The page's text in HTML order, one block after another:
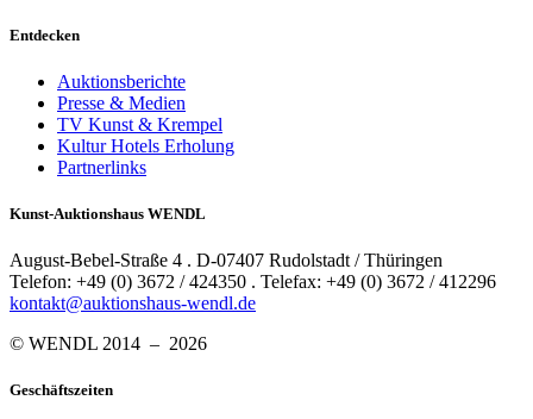
Entdecken
Auktionsberichte
Presse & Medien
TV Kunst & Krempel
Kultur Hotels Erholung
Partnerlinks
Kunst-Auktionshaus WENDL
August-Bebel-Straße 4 . D-07407 Rudolstadt / Thüringen
Telefon: +49 (0) 3672 / 424350 . Telefax: +49 (0) 3672 / 412296
kontakt@auktionshaus-wendl.de
© WENDL 2014 – 2026
Geschäftszeiten